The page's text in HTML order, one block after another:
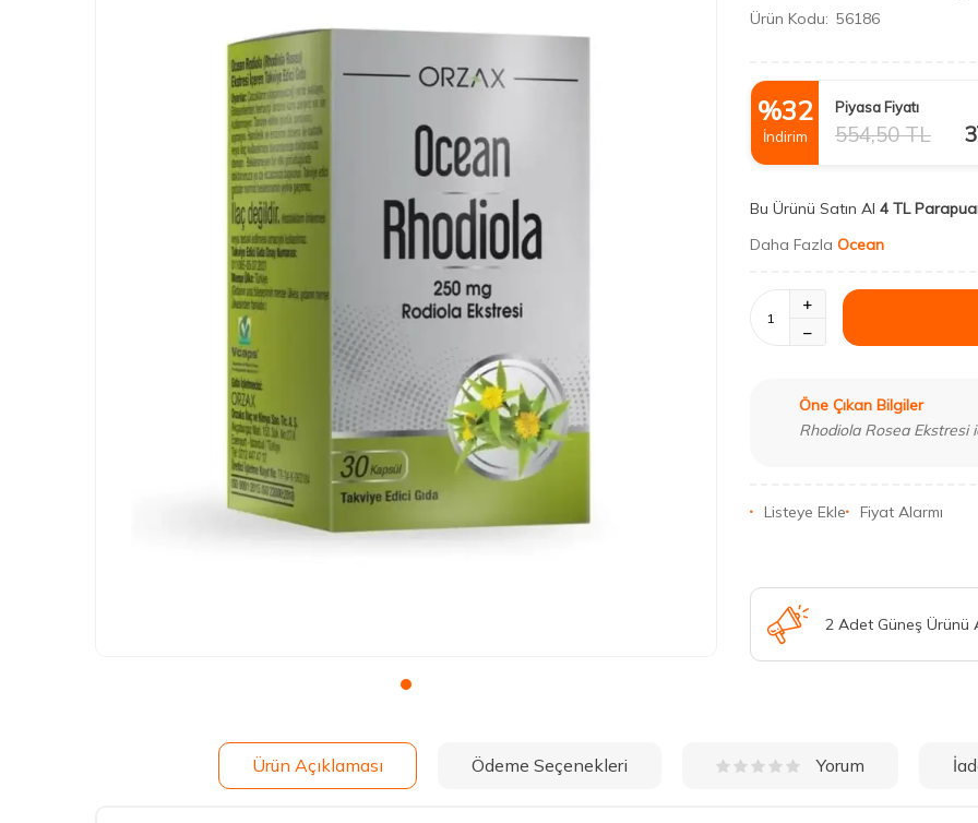
Ürün Kodu: 56186
%32
İndirim
Piyasa Fiyatı
554,50TL
Bu Ürünü Satın Al 4 TL
Daha Fazla Ocean
Öne Çıkan Bilgiler
Rhodiola Rosea Ekstresi
Listeye Ekle Fiyat Alarmı
2 Adet Güneş Ürünü
Ürün Açıklaması Ödeme Seçenekleri Yorum